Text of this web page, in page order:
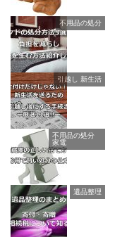
不用品の処分
引越し 新生活
不用品の処分
家電
遺品整理